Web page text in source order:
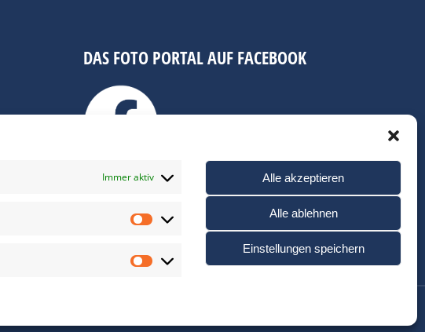
Immer aktiv
Statistiken
Marketing
Alle akzeptieren
Alle ablehnen
Einstellungen speichern
DAS FOTO PORTAL AUF FACEBOOK